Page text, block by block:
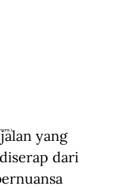
yang
dari